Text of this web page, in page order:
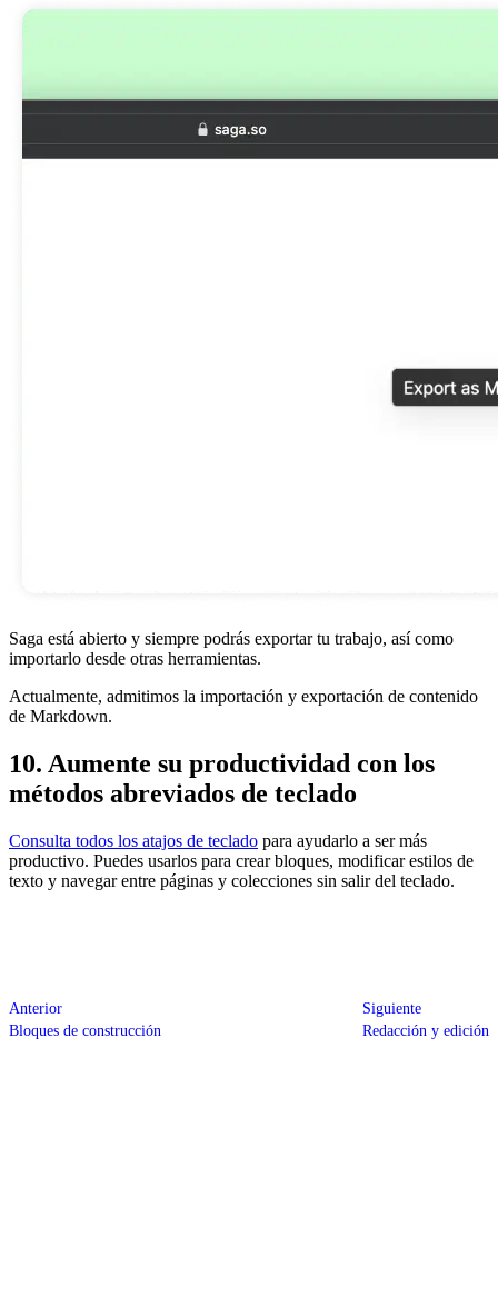
Saga está abierto y siempre podrás exportar tu trabajo, así como
importarlo desde otras herramientas.
Actualmente, admitimos la importación y exportación de contenido
de Markdown.
10. Aumente su productividad con los
métodos abreviados de teclado
Consulta todos los atajos de teclado para ayudarlo a ser más
productivo. Puedes usarlos para crear bloques, modificar estilos de
texto y navegar entre páginas y colecciones sin salir del teclado.
Anterior
Bloques de construcción
Siguiente
Redacción y edición